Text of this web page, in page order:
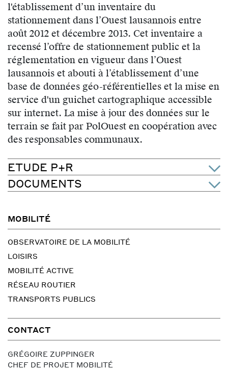
l'établissement d’un inventaire du
stationnement dans l’Ouest lausannois entre
août 2012 et décembre 2013. Cet inventaire a
recensé l’offre de stationnement public et la
réglementation en vigueur dans l’Ouest
lausannois et abouti à l’établissement d’une
base de données géo-référentielles et la mise en
service d'un guichet cartographique accessible
sur internet. La mise à jour des données sur le
terrain se fait par PolOuest en coopération avec
des responsables communaux.
ETUDE P+R
DOCUMENTS
MOBILITÉ
OBSERVATOIRE DE LA MOBILITÉ
LOISIRS
MOBILITÉ ACTIVE
RÉSEAU ROUTIER
TRANSPORTS PUBLICS
CONTACT
GRÉGOIRE ZUPPINGER
CHEF DE PROJET MOBILITÉ